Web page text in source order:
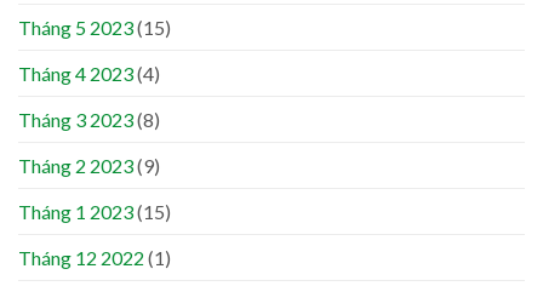
Tháng 5 2023(15)
Tháng 4 2023(4)
Tháng 3 2023(8)
Tháng 2 2023(9)
Tháng 1 2023(15)
Tháng 12 2022 (1)